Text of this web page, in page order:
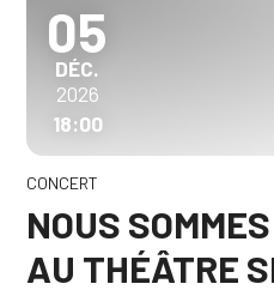
05
DÉCEMBRE
DÉC.
2026
18:00
CONCERT
NOUS
AU THÉÂTRE